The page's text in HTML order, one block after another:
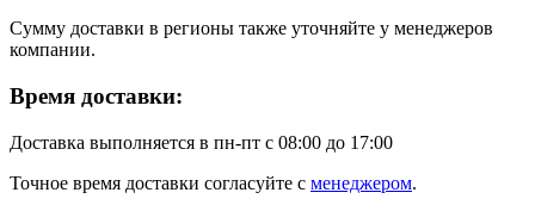
Сумму доставки в регионы также уточняйте у менеджеров
компании.
Время доставки:
Доставка выполняется в пн-пт с 08:00 до 17:00
Точное время доставки согласуйте с менеджером.